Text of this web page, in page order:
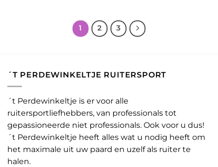
1 2 3
´T PERDEWINKELTJE RUITERSPORT
´t Perdewinkeltje is er voor alle
ruitersportliefhebbers, van professionals tot
gepassioneerde niet professionals. Ook voor u dus!
´t Perdewinkeltje heeft alles wat u nodig heeft om
het maximale uit uw paard en uzelf als ruiter te
halen.